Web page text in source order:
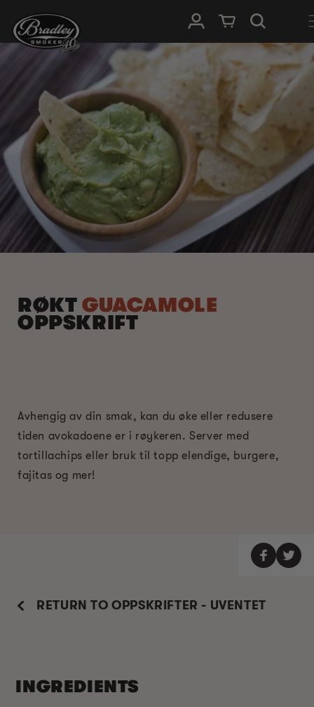
INNHOLDET
Logg InnHandlevogn
RØKT GUACAMOLE
OPPSKRIFT
Avhengig av din smak, kan du øke eller redusere
tiden avokadoene er i røykeren. Server med
tortillachips eller bruk til topp elendige, burgere,
fajitas og mer!
RETURN TO OPPSKRIFTER - UVENTET
INGREDIENTS